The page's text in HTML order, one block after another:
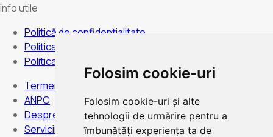
Folosim cookie-uri
Folosim cookie-uri și alte
tehnologii de urmărire pentru a
îmbunătăți experiența ta de
info utile
Politică de confidențialitate
Politica de anulare
Politica de cookies
Termeni și condiții
ANPC
Despre noi
Servicii